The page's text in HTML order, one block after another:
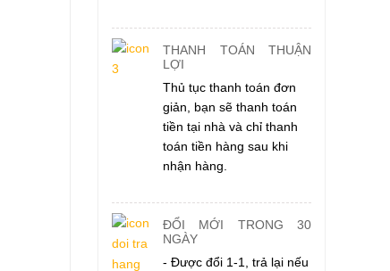
THANH TOÁN THUẬN
LỢI
Thủ tục thanh toán đơn
giản, bạn sẽ thanh toán
tiền tại nhà và chỉ thanh
toán tiền hàng sau khi
nhận hàng.
ĐỔI MỚI TRONG 30
NGÀY
- Được đổi 1-1, trả lại nếu